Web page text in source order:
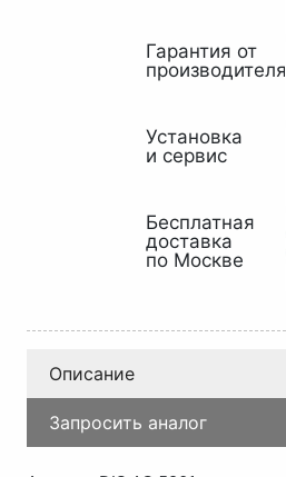
Гарантия от
производителя
Установка
и сервис
Бесплатная
доставка
по Москве
Описание
Запросить аналог